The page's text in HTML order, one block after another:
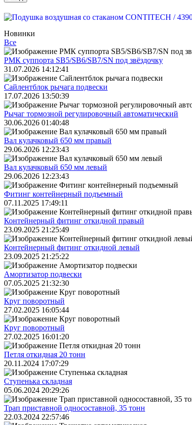
Новинки
Все
РМК суппорта SB5/SB6/SB7/SN под звёздочку
31.07.2026 14:12:41
Сайлентблок рычага подвески
17.07.2026 13:50:39
Рычаг тормозной регулировочный автоматический
30.06.2026 01:40:48
Вал кулачковый 650 мм правый
29.06.2026 12:23:43
Вал кулачковый 650 мм левый
29.06.2026 12:23:43
Фитинг контейнерный подъемный
07.11.2025 17:49:11
Контейнерный фитинг откидной правый
23.09.2025 21:25:49
Контейнерный фитинг откидной левый
23.09.2025 21:25:22
Амортизатор подвески
07.05.2025 21:32:30
Круг поворотный
27.02.2025 16:05:44
Круг поворотный
27.02.2025 16:01:20
Петля откидная 20 тонн
20.11.2024 17:07:29
Ступенька складная
05.06.2024 20:29:26
Трап приставной односоставной, 35 тонн
22.03.2024 22:57:46